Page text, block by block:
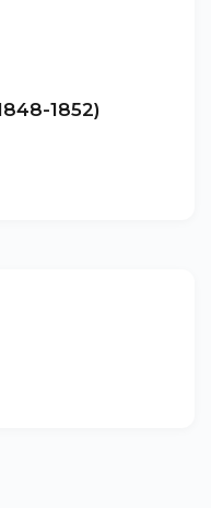
1852)